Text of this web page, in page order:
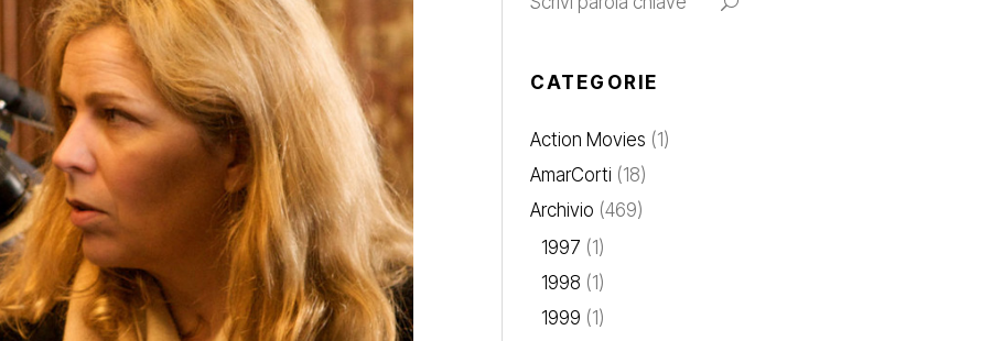
CATEGORIE
Action Movies (1)
AmarCorti (18)
Archivio (469)
1997 (1)
1998 (1)
1999 (1)